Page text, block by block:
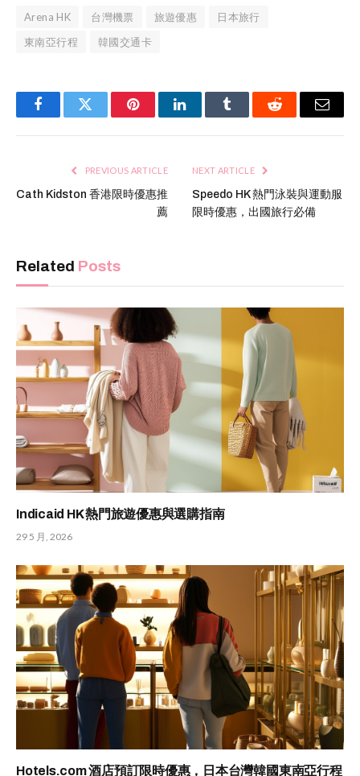
Arena HK 台灣機票 旅遊優惠
日本旅行
東南亞行程
韓國交通卡
FacebookTwitter PinterestLinkedInTumblr Reddit Email
PREVIOUS ARTICLE
Cath Kidston 香港限時優惠推
薦
NEXT ARTICLE
Speedo HK 熱門泳裝與運動服
限時優惠，出國旅行必備
Related Posts
Indicaid HK 熱門旅遊優惠與選購指南
29 5 月, 2026
Hotels.com 酒店預訂限時優惠，日本台灣韓國東南亞行程